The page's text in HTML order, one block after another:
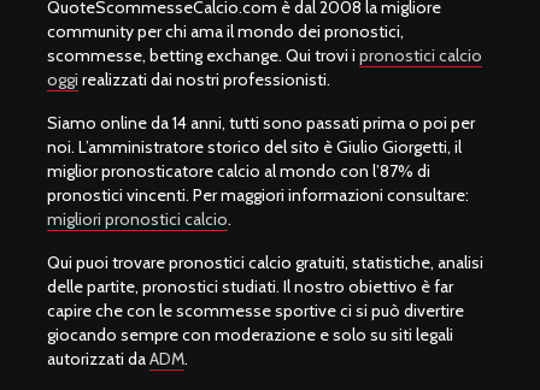
QuoteScommesseCalcio.com è dal 2008 la migliore
community per chi ama il mondo dei pronostici,
scommesse, betting exchange. Qui trovi i pronostici calcio
oggi realizzati dai nostri professionisti.
Siamo online da 14 anni, tutti sono passati prima o poi per
noi. L’amministratore storico del sito è Giulio Giorgetti, il
miglior pronosticatore calcio al mondo con l’87% di
pronostici vincenti. Per maggiori informazioni consultare:
migliori pronostici calcio.
Qui puoi trovare pronostici calcio gratuiti, statistiche, analisi
delle partite, pronostici studiati. Il nostro obiettivo è far
capire che con le scommesse sportive ci si può divertire
giocando sempre con moderazione e solo su siti legali
autorizzati daADM.